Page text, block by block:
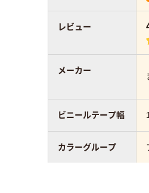
レビュー
メーカー
ビニールテープ幅
カラーグループ